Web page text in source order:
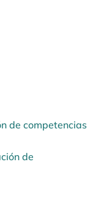
de competencias
de